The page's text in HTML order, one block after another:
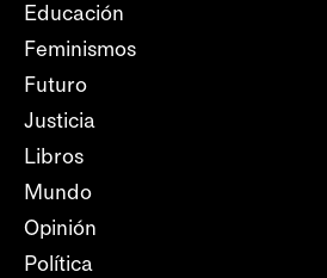
Educación
Feminismos
Futuro
Justicia
Libros
Mundo
Opinión
Política